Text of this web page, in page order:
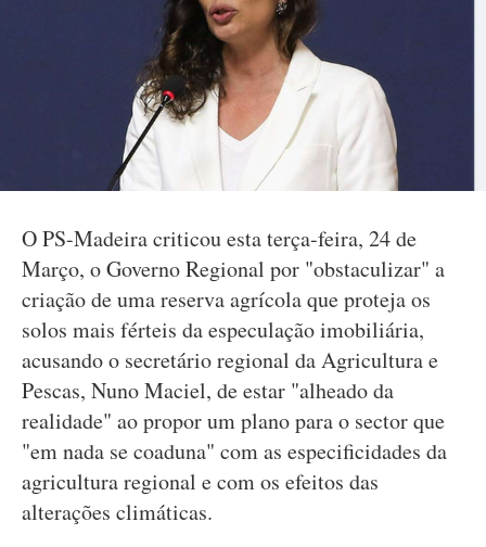
O PS-Madeira criticou esta terça-feira, 24 de
Março, o Governo Regional por "obstaculizar" a
criação de uma reserva agrícola que proteja os
solos mais férteis da especulação imobiliária,
acusando o secretário regional da Agricultura e
Pescas, Nuno Maciel, de estar "alheado da
realidade" ao propor um plano para o sector que
"em nada se coaduna" com as especificidades da
agricultura regional e com os efeitos das
alterações climáticas.